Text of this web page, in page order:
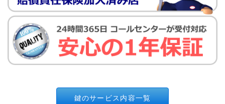
鍵のサービス内容一覧